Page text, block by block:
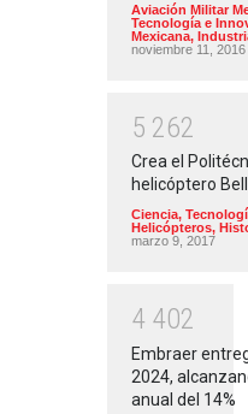
Aviación Militar
Tecnología e
Mexicana,
noviembre 11, 2016
5 262
Crea el
helicóptero
Ciencia,
Helicópteros,
marzo 9, 2017
4 402
Embraer
2024,
anual del 14%